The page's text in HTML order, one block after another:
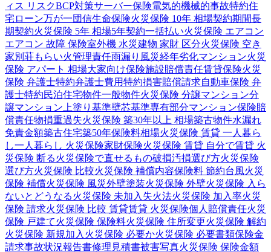
ィス リスクBCP対策サーバー保険電気的機械的事故特約住
宅ローン万が一団信生命保険火災保険 10年 相場契約期間長
期契約火災保険 5年 相場5年契約一括払い火災保険 エアコン
エアコン 故障 保険室外機 水災建物 家財 区分火災保険 空き
家別荘もらい火管理責任雨漏り 風災経年劣化マンション火災
保険 アパート 相場大家向け保険施設賠償責任賃貸保険火災
保険 弁護士特約弁護士費用特約損害賠償請求自動車保険 弁
護士特約民泊住宅物件一般物件火災保険 分譲マンション分
譲マンション 上塗り基準壁芯基準専有部分マンション保険賠
償責任物損重過失火災保険 築30年以上 相場築古物件水漏れ
免責金額築古住宅築50年保険料相場火災保険 賃貸 一人暮ら
し一人暮らし 火災保険家財保険火災保険 賃貸 自分で賃貸 火
災保険 断る火災保険で直せるもの破損汚損選び方火災保険
選び方火災保険 比較火災保険 補償内容保険料 節約台風火災
保険 補償火災保険 風災外壁塗装火災保険 外壁火災保険 入ら
ないとどうなる火災保険 未加入 失火法火災保険 加入率火災
保険 請求火災保険 比較 賃貸賃貸 火災保険個人賠償責任火災
保険 戸建て火災保険 保険料火災保険 住所変更火災保険 解約
火災保険 新規加入 火災保険 必要か火災保険 必要書類保険金
請求事故状況報告書修理見積書被害写真火災保険 保険金額